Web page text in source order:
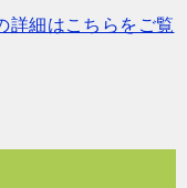
詳細はこちらをご覧